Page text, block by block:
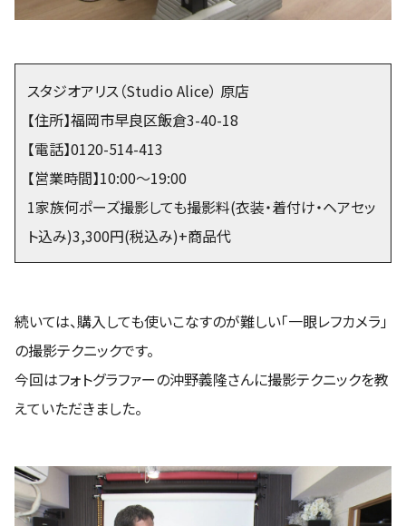
スタジオアリス（Studio Alice） 原店
【住所】福岡市早良区飯倉3-40-18
【電話】0120-514-413
【営業時間】10:00～19:00
1家族何ポーズ撮影しても撮影料(衣装・着付け・ヘアセッ
ト込み)3,300円(税込み)+商品代
続いては、購入しても使いこなすのが難しい「一眼レフカメラ」
の撮影テクニックです。
今回はフォトグラファーの沖野義隆さんに撮影テクニックを教
えていただきました。